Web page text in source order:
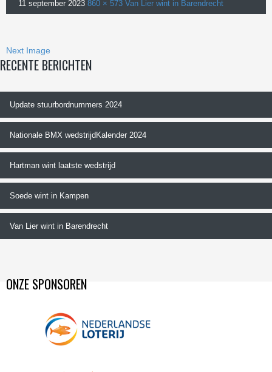
11 september 2023 860 × 573 Van Lier wint in Barendrecht
Next Image
RECENTE BERICHTEN
Update stuurbordnummers 2024
Nationale BMX wedstrijdKalender 2024
Hartman wint laatste wedstrijd
Soede wint in Kampen
Van Lier wint in Barendrecht
ONZE SPONSOREN